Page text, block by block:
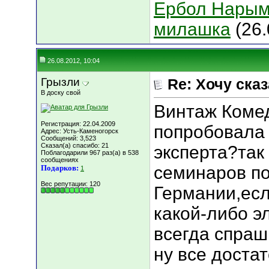
Ербол
милашка
26.08.2012, 10:04
Грызли
В доску свой
Регистрация: 22.04.2009
Адрес: Усть-Каменогорск
Сообщений: 3,523
Сказал(а) спасибо: 21
Поблагодарили 967 раз(а) в 538
сообщениях
Подарков: 1
Вес репутации: 120
Re: Хочу
Винтаж
попробовала
семинаров
какой-либо
всегда
ну все